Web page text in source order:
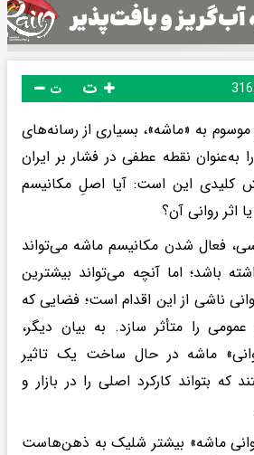
ت
به «ماشه»، بسیاری از رسانه‌های
به‌عنوان نقطه عطفی در فشار بر ایران
کلیدی این است: آیا اصلِ مکانیسم
اثر روانی آن؟
فعال شدن مکانیسم ماشه می‌تواند
باشد؛ اما آنچه می‌تواند بیشترین
ناشی از این اقدام است؛ فضایی که
عمومی را متأثر سازد. به بیان دیگر،
ماشه در حال ساخت یک تاثیر
که بتواند کارکرد اصلی را در بازار و
ماشه» بیشتر شلیک به ذهن‌هاست